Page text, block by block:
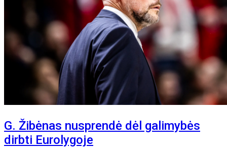
G. Žibėnas nusprendė dėl galimybės
dirbti Eurolygoje